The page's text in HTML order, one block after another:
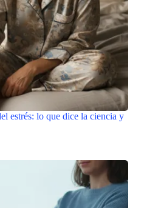
estrés: lo que dice la ciencia y